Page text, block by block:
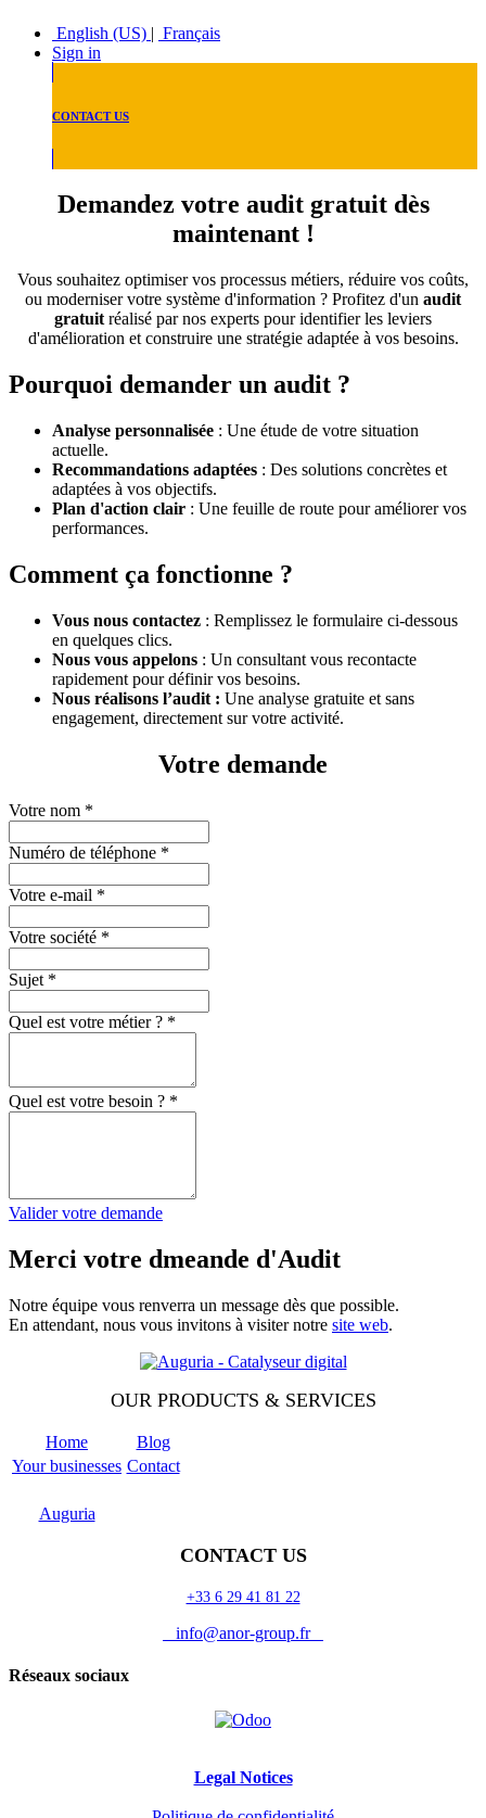
English (US) | Français
Sign in
CONTACT US
Demandez votre audit gratuit dès
maintenant !
Vous souhaitez optimiser vos processus métiers, réduire vos coûts,
ou moderniser votre système d'information ? Profitez d'un audit
gratuit réalisé par nos experts pour identifier les leviers
d'amélioration et construire une stratégie adaptée à vos besoins.
Pourquoi demander un audit ?
Analyse personnalisée : Une étude de votre situation
actuelle.
Recommandations adaptées : Des solutions concrètes et
adaptées à vos objectifs.
Plan d'action clair : Une feuille de route pour améliorer vos
performances.
​Comment ça fonctionne ?
Vous nous contactez : Remplissez le formulaire ci-dessous
en quelques clics.
Nous vous appelons : Un consultant vous recontacte
rapidement pour définir vos besoins.
Nous réalisons l’audit : Une analyse gratuite et sans
engagement, directement sur votre activité.
Votre demande
Votre nom *
Numéro de téléphone *
Votre e-mail *
Votre société *
Sujet *
Quel est votre métier ? *
Quel est votre besoin ? *
Valider votre demande
Merci votre dmeande d'Audit
Notre équipe vous renverra un message dès que possible.
En attendant, nous vous invitons à visiter notre site web.
OUR PRODUCTS & SERVICES
Home
Blog
Your businesses Contact
Auguria
CONTACT US
+33 6 29 41 81 22
info@anor-group.fr
Réseaux sociaux
Legal Notices